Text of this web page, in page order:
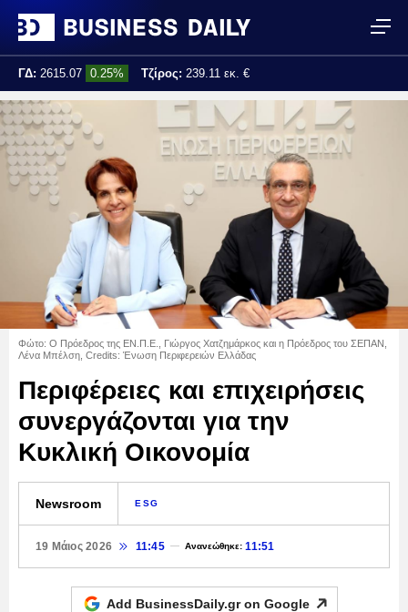
ΓΔ: 2615.07 0.25% Τζίρος: 239.11 εκ. €
Τελ. ενημέρωση:
Φώτο: Ο Πρόεδρος της ΕΝ.Π.Ε., Γιώργος Χατζημάρκος και η Πρόεδρος του ΣΕΠΑΝ,
Λένα Μπέλση, Credits: Ένωση Περιφερειών Ελλάδας
Περιφέρειες και επιχειρήσεις
συνεργάζονται για την
Κυκλική Οικονομία
Newsroom ESG
19 Μάιος 2026 11:45 Ανανεώθηκε:11:51
Add BusinessDaily.gr on Google